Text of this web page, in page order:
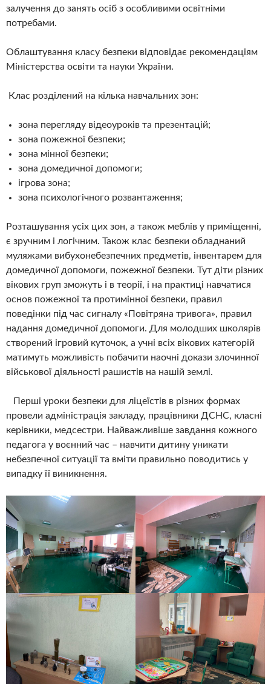
залучення до занять осіб з особливими освітніми
потребами.
Облаштування класу безпеки відповідає рекомендаціям
Міністерства освіти та науки України.
Клас розділений на кілька навчальних зон:
зона перегляду відеоуроків та презентацій;
зона пожежної безпеки;
зона мінної безпеки;
зона домедичної допомоги;
ігрова зона;
зона психологічного розвантаження;
Розташування усіх цих зон, а також меблів у приміщенні,
є зручним і логічним. Також клас безпеки обладнаний
муляжами вибухонебезпечних предметів, інвентарем для
домедичної допомоги, пожежної безпеки. Тут діти різних
вікових груп зможуть і в теорії, і на практиці навчатися
основ пожежної та протимінної безпеки, правил
поведінки під час сигналу «Повітряна тривога», правил
надання домедичної допомоги. Для молодших школярів
створений ігровий куточок, а учні всіх вікових категорій
матимуть можливість побачити наочні докази злочинної
військової діяльності рашистів на нашій землі.
⠀Перші уроки безпеки для ліцеїстів в різних формах
провели адміністрація закладу, працівники ДСНС, класні
керівники, медсестри. Найважливіше завдання кожного
педагога у воєнний час – навчити дитину уникати
небезпечної ситуації та вміти правильно поводитись у
випадку її виникнення. ⠀